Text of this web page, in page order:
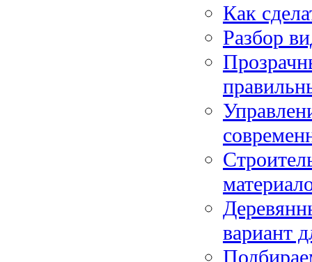
Как
Разбор
вариант